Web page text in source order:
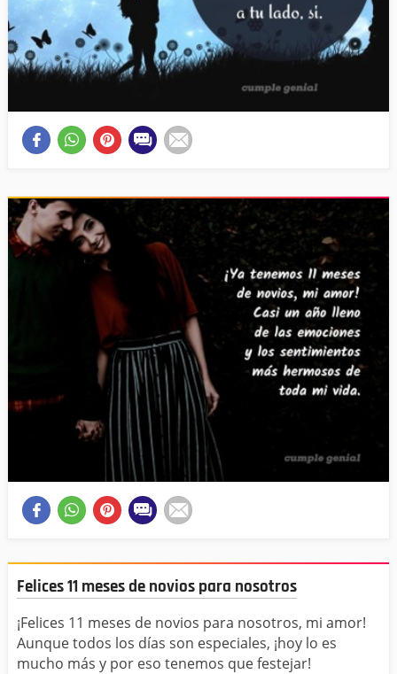
Felices 11 meses de novios para nosotros
¡Felices 11 meses de novios para nosotros, mi amor!
Aunque todos los días son especiales, ¡hoy lo es
mucho más y por eso tenemos que festejar!